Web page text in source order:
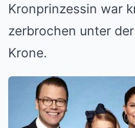
Kronprinzessin war
zerbrochen unter
Krone.